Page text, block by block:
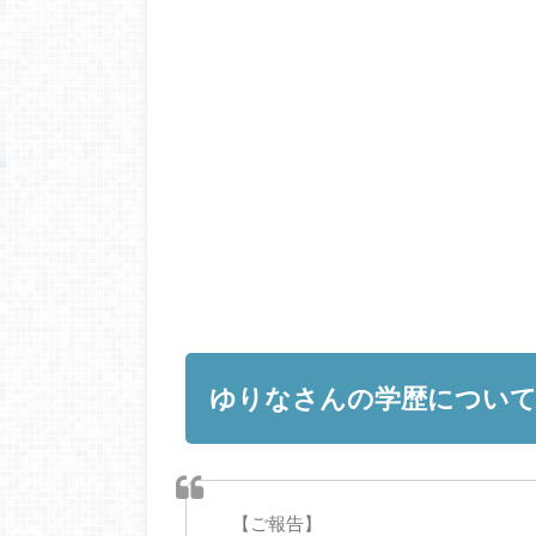
ゆりなさんの学歴につい
【ご報告】